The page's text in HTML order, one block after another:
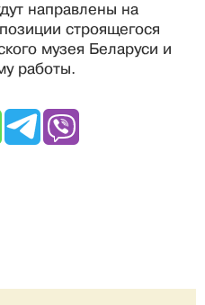
направлены на
строящегося
музея Беларуси и
работы.